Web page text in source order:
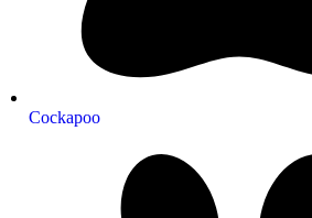
Cockapoo